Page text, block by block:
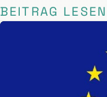
BEITRAG LESEN